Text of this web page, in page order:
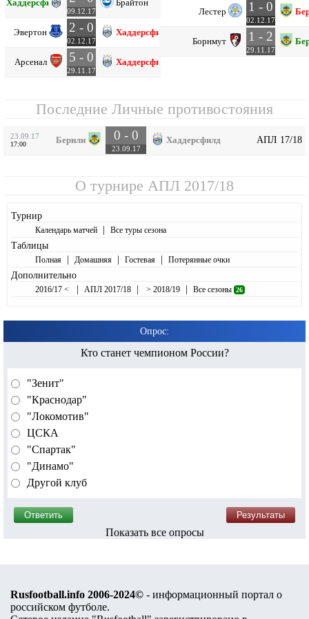
Хаддерсфилд
09.12.17
Брайтон
Эвертон 2 - 0
02.12.17
Хаддерсфилд
Арсенал 5 - 0
29.11.17
Хаддерсфилд
Лестер 1 - 0
02.12.17
Борнмут 1 - 2
29.11.17
Последние Личные противостояния
23.09.17
17:00 Бернли 0 - 0
23.09.17
Хаддерсфилд АПЛ 17/18
О турнире АПЛ 2017/18
Турнир
Календарь матчей | Все туры сезона
Таблицы
Полная | Домашняя | Гостевая | Потерянные очки
Дополнительно
2016/17 < | АПЛ 2017/18 | > 2018/19 | Все сезоны 26
Опрос:
Кто станет чемпионом России?
"Зенит"
"Краснодар"
"Локомотив"
ЦСКА
"Спартак"
"Динамо"
Другой клуб
Показать все опросы
Rusfootball.info 2006-2024© - информационный портал о
российском футболе.